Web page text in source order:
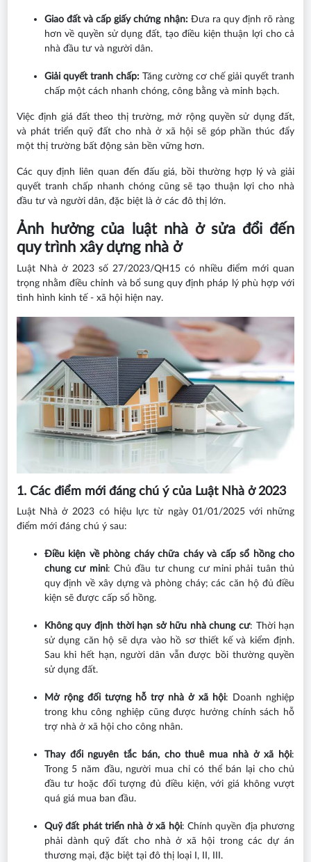
Giao đất và cấp giấy chứng nhận:Đưa ra quy định rõ ràng
hơn về quyền sử dụng đất, tạo điều kiện thuận lợi cho cả
nhà đầu tư và người dân.
Giải quyết tranh chấp:Tăng cường cơ chế giải quyết tranh
chấp một cách nhanh chóng, công bằng và minh bạch.
Việc định giá đất theo thị trường, mở rộng quyền sử dụng đất,
và phát triển quỹ đất cho nhà ở xã hội sẽ góp phần thúc đẩy
một thị trường bất động sản bền vững hơn.
Các quy định liên quan đến đấu giá, bồi thường hợp lý và giải
quyết tranh chấp nhanh chóng cũng sẽ tạo thuận lợi cho nhà
đầu tư và người dân, đặc biệt là ở các đô thị lớn.
Ảnh hưởng của luật nhà ở sửa đổi đến
quy trình xây dựng nhà ở
Luật Nhà ở 2023 số 27/2023/QH15 có nhiều điểm mới quan
trọng nhằm điều chỉnh và bổ sung quy định pháp lý phù hợp với
tình hình kinh tế - xã hội hiện nay.
1. Các điểm mới đáng chú ý của Luật Nhà ở 2023
Luật Nhà ở 2023 có hiệu lực từ ngày 01/01/2025 với những
điểm mới đáng chú ý sau:
Điều kiện về phòng cháy chữa cháy và cấp sổ hồng cho
chung cư mini: Chủ đầu tư chung cư mini phải tuân thủ
quy định về xây dựng và phòng cháy; các căn hộ đủ điều
kiện sẽ được cấp sổ hồng.
Không quy định thời hạn sở hữu nhà chung cư: Thời hạn
sử dụng căn hộ sẽ dựa vào hồ sơ thiết kế và kiểm định.
Sau khi hết hạn, người dân vẫn được bồi thường quyền
sử dụng đất.
Mở rộng đối tượng hỗ trợ nhà ở xã hội: Doanh nghiệp
trong khu công nghiệp cũng được hưởng chính sách hỗ
trợ nhà ở xã hội cho công nhân.
Thay đổi nguyên tắc bán, cho thuê mua nhà ở xã hội:
Trong 5 năm đầu, người mua chỉ có thể bán lại cho chủ
đầu tư hoặc đối tượng đủ điều kiện, với giá không vượt
quá giá mua ban đầu.
Quỹ đất phát triển nhà ở xã hội: Chính quyền địa phương
phải dành quỹ đất cho nhà ở xã hội trong các dự án
thương mại, đặc biệt tại đô thị loại I, II, III.